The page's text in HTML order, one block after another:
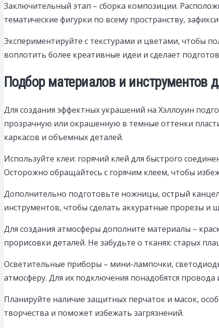
Заключительный этап – сборка композиции.
тематические фигурки по всему пространству,
Экспериментируйте с текстурами и цветами, чтобы
воплотить более креативные идеи и сделает
Подбор материалов и
Для создания эффектных украшений на Хэллоуин
прозрачную или окрашенную в темные оттенки
каркасов и объемных деталей.
Используйте клеи: горячий клей для быстрого
Осторожно обращайтесь с горячим клеем, чтобы
Дополнительно подготовьте ножницы, острый
инструментов, чтобы сделать аккуратные прорезы и
Для создания атмосферы дополните материалы –
прорисовки деталей. Не забудьте о тканях: старых
Осветительные приборы – мини-лампочки,
атмосферу. Для их подключения понадобятся
Планируйте наличие защитных перчаток и масок,
творчества и поможет избежать загрязнений.